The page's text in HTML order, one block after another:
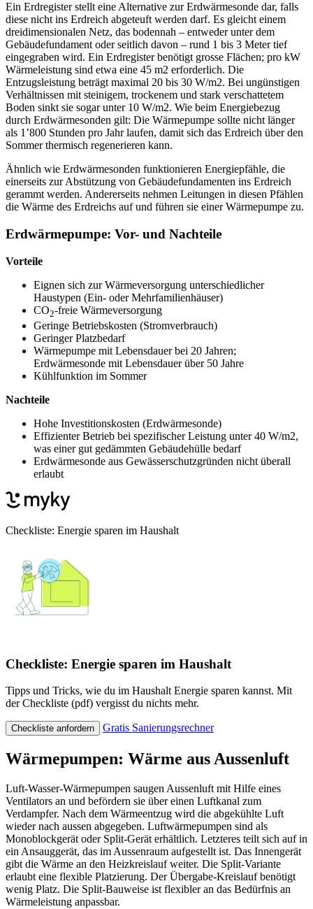
Ein Erdregister stellt eine Alternative zur Erdwärmesonde dar, falls
diese nicht ins Erdreich abgeteuft werden darf. Es gleicht einem
dreidimensionalen Netz, das bodennah – entweder unter dem
Gebäudefundament oder seitlich davon – rund 1 bis 3 Meter tief
eingegraben wird. Ein Erdregister benötigt grosse Flächen; pro kW
Wärmeleistung sind etwa eine 45 m2 erforderlich. Die
Entzugsleistung beträgt maximal 20 bis 30 W/m2. Bei ungünstigen
Verhältnissen mit steinigem, trockenem und stark verschattetem
Boden sinkt sie sogar unter 10 W/m2. Wie beim Energiebezug
durch Erdwärmesonden gilt: Die Wärmepumpe sollte nicht länger
als 1’800 Stunden pro Jahr laufen, damit sich das Erdreich über den
Sommer thermisch regenerieren kann.
Ähnlich wie Erdwärmesonden funktionieren Energiepfähle, die
einerseits zur Abstützung von Gebäudefundamenten ins Erdreich
gerammt werden. Andererseits nehmen Leitungen in diesen Pfählen
die Wärme des Erdreichs auf und führen sie einer Wärmepumpe zu.
Erdwärmepumpe: Vor- und Nachteile
Vorteile
Eignen sich zur Wärmeversorgung unterschiedlicher
Haustypen (Ein- oder Mehrfamilienhäuser)
CO2-freie Wärmeversorgung
Geringe Betriebskosten (Stromverbrauch)
Geringer Platzbedarf
Wärmepumpe mit Lebensdauer bei 20 Jahren;
Erdwärmesonde mit Lebensdauer über 50 Jahre
Kühlfunktion im Sommer
Nachteile
Hohe Investitionskosten (Erdwärmesonde)
Effizienter Betrieb bei spezifischer Leistung unter 40 W/m2,
was einer gut gedämmten Gebäudehülle bedarf
Erdwärmesonde aus Gewässerschutzgründen nicht überall
erlaubt
Checkliste: Energie sparen im Haushalt
Checkliste: Energie sparen im Haushalt
Tipps und Tricks, wie du im Haushalt Energie sparen kannst. Mit
der Checkliste (pdf) vergisst du nichts mehr.
Checkliste anfordern Gratis Sanierungsrechner
Wärmepumpen: Wärme aus Aussenluft
Luft-Wasser-Wärmepumpen saugen Aussenluft mit Hilfe eines
Ventilators an und befördern sie über einen Luftkanal zum
Verdampfer. Nach dem Wärmeentzug wird die abgekühlte Luft
wieder nach aussen abgegeben. Luftwärmepumpen sind als
Monoblockgerät oder Split-Gerät erhältlich. Letzteres teilt sich auf in
ein Ansauggerät, das im Aussenraum aufgestellt ist. Das Innengerät
gibt die Wärme an den Heizkreislauf weiter. Die Split-Variante
erlaubt eine flexible Platzierung. Der Übergabe-Kreislauf benötigt
wenig Platz. Die Split-Bauweise ist flexibler an das Bedürfnis an
Wärmeleistung anpassbar.